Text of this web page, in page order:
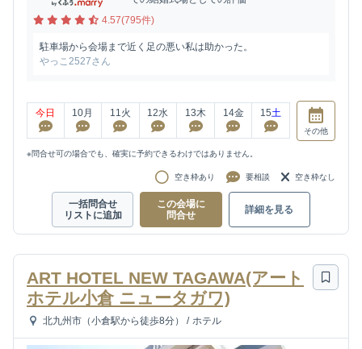
4.57(795件)
駐車場から会場まで近く足の悪い私は助かった。
やっこ2527さん
今日 10月 11火 12水 13木 14金 15土
その他
※問合せ可の場合でも、確実に予約できるわけではありません。
空き枠あり 要相談 空き枠なし
一括問合せ
リストに追加
この会場に
問合せ
詳細を見る
ART HOTEL NEW TAGAWA(アート
ホテル小倉 ニュータガワ)
北九州市（小倉駅から徒歩8分） / ホテル